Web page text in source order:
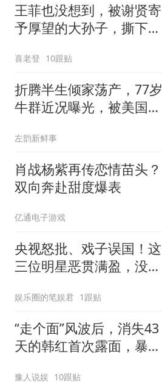
王菲也没想到，被谢贤寄
予厚望的大孙子，撕下了
喜老登 10跟贴
折腾半生倾家荡产，77岁
牛群近况曝光，被美国毕
左韵新鲜事
肖战杨紫再传恋情苗头？
双向奔赴甜度爆表
亿通电子游戏
央视怒批、戏子误国！这
三位明星恶贯满盈，没有
娱乐圈的笔娱君 1跟贴
“走个面”风波后，消失43
天的韩红首次露面，暴瘦
豫人说娱 10跟贴